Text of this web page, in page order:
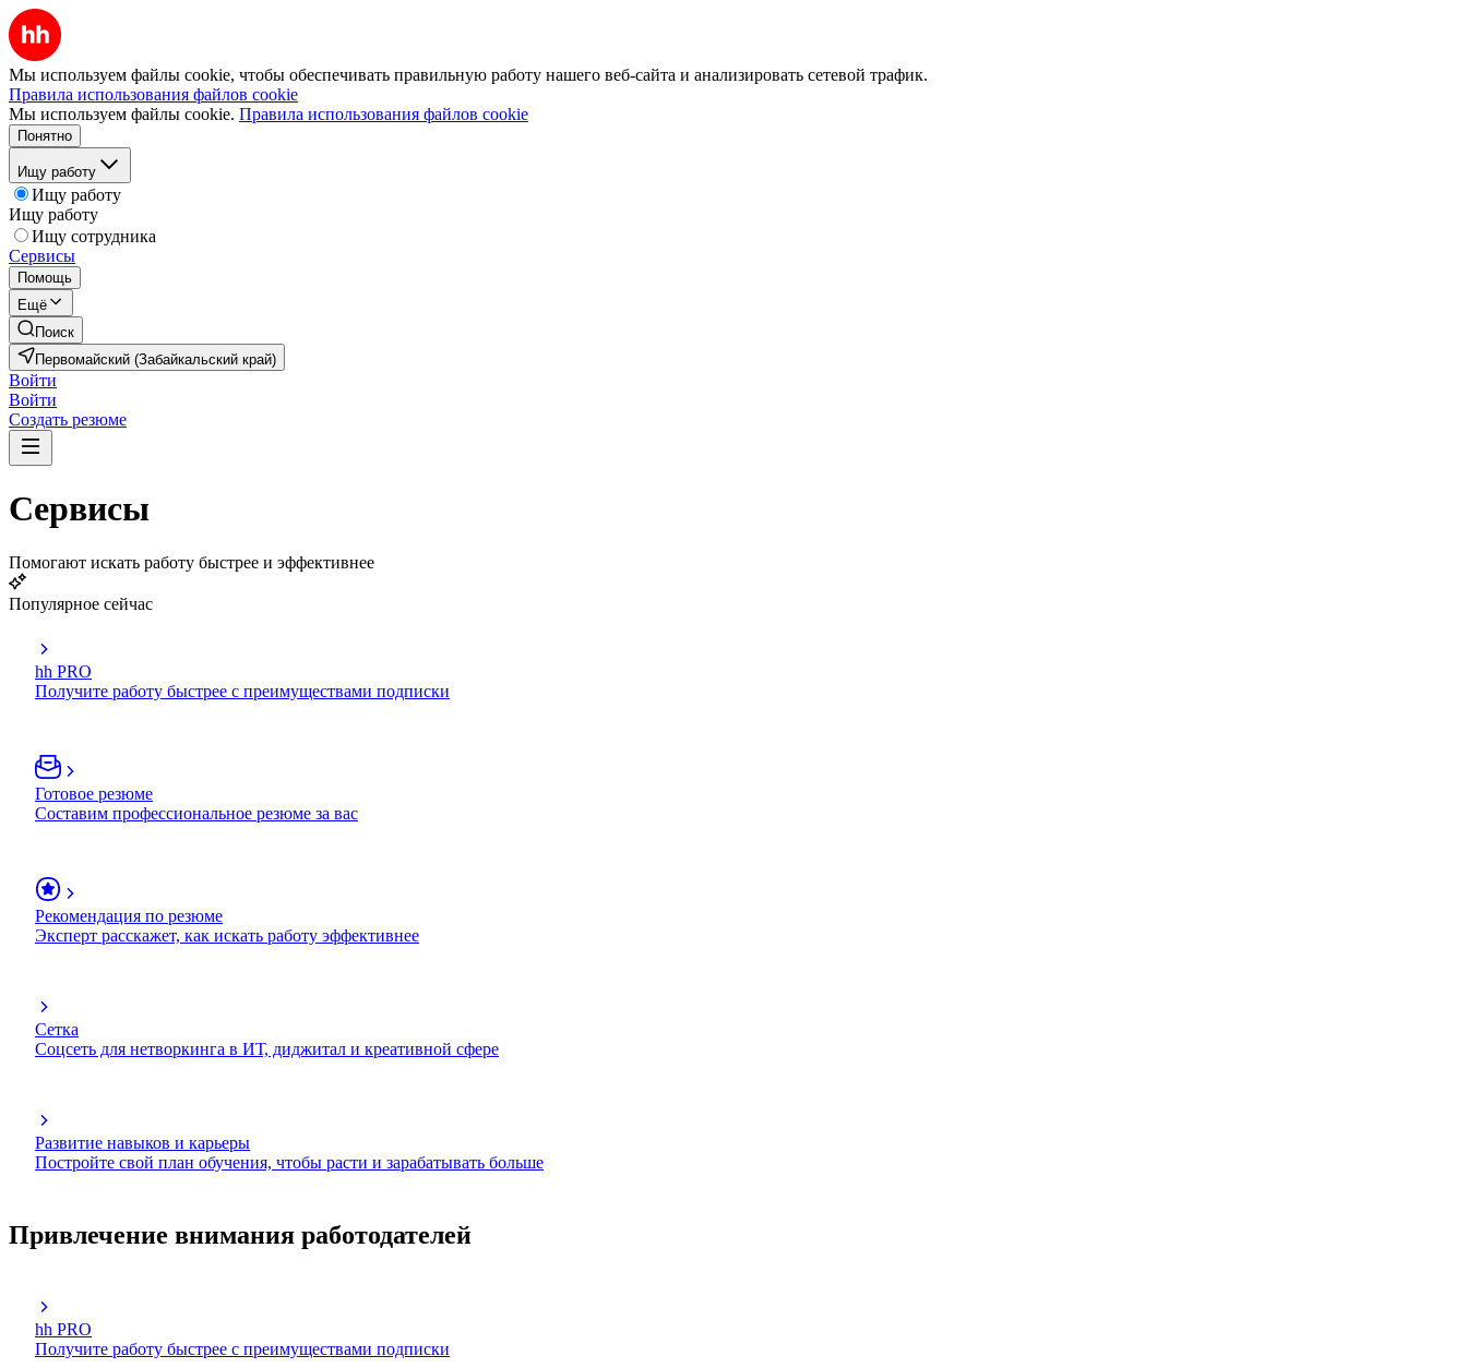
Мы используем файлы cookie, чтобы обеспечивать правильную работу нашего веб-сайта и анализировать сетевой трафик.
Правила использования файлов cookie
Мы используем файлы cookie. Правила использования файлов cookie
Понятно
Ищу работу
Ищу работу
Ищу работу
Ищу сотрудника
Сервисы
Помощь
Ещё
Поиск
Первомайский (Забайкальский край)
Войти
Войти
Создать резюме
Сервисы
Помогают искать работу быстрее и эффективнее
Популярное сейчас
hh PRO
Получите работу быстрее с преимуществами подписки
Готовое резюме
Составим профессиональное резюме за вас
Рекомендация по резюме
Эксперт расскажет, как искать работу эффективнее
Сетка
Соцсеть для нетворкинга в ИТ, диджитал и креативной сфере
Развитие навыков и карьеры
Постройте свой план обучения, чтобы расти и зарабатывать больше
Привлечение внимания работодателей
hh PRO
Получите работу быстрее с преимуществами подписки